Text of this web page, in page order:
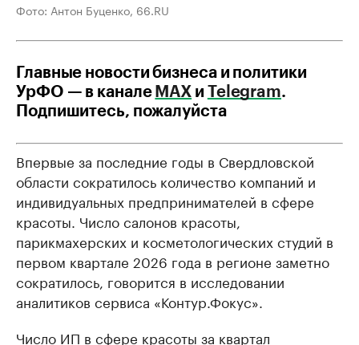
Фото: Антон Буценко, 66.RU
Главные новости бизнеса и политики
УрФО — в канале МАХ и Telegram.
Подпишитесь, пожалуйста
Впервые за последние годы в Свердловской
области сократилось количество компаний и
индивидуальных предпринимателей в сфере
красоты. Число салонов красоты,
парикмахерских и косметологических студий в
первом квартале 2026 года в регионе заметно
сократилось, говорится в исследовании
аналитиков сервиса «Контур.Фокус».
Число ИП в сфере красоты за квартал